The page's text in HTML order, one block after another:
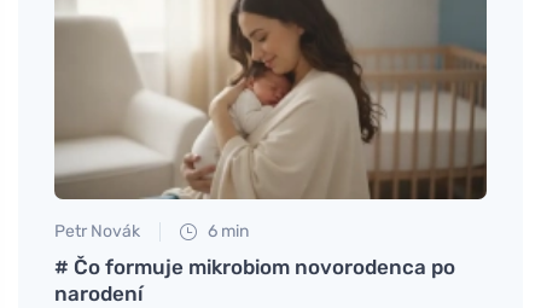
Petr Novák 6 min
# Čo formuje mikrobiom novorodenca po
narodení